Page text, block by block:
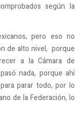
según la
pero eso no
de alto nivel, porque
a la Cámara de
nada, porque ahí
parar todo, por lo
de la Federación, lo